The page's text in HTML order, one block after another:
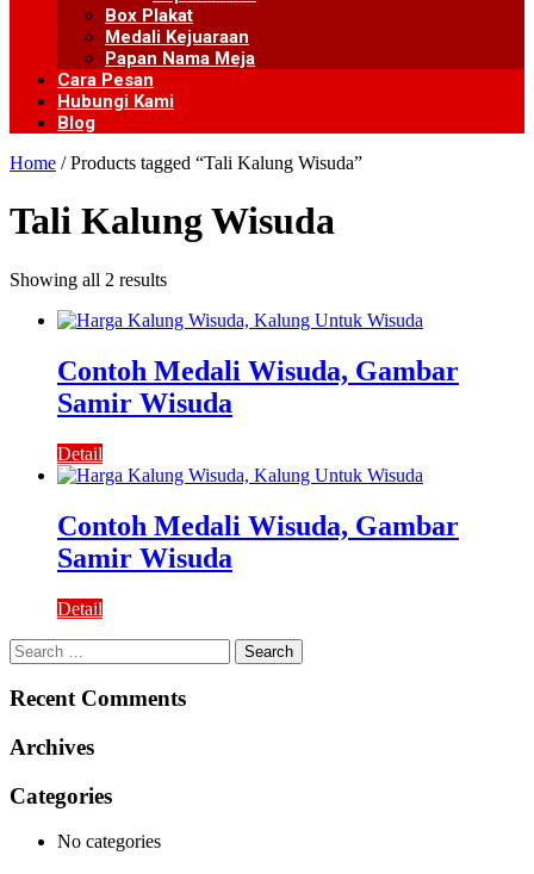
Box Plakat
Medali Kejuaraan
Papan Nama Meja
Cara Pesan
Hubungi Kami
Blog
Home / Products tagged “Tali Kalung Wisuda”
Tali Kalung Wisuda
Showing all 2 results
Contoh Medali Wisuda, Gambar
Samir Wisuda
Detail
Contoh Medali Wisuda, Gambar
Samir Wisuda
Detail
Search
for:
Recent Comments
Archives
Categories
No categories